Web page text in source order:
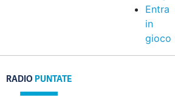
Entra
in
gioco
RADIO PUNTATE